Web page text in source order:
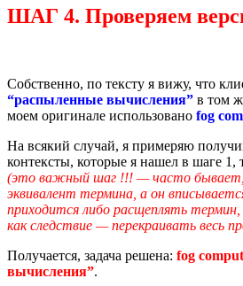
ШАГ 4. Проверяем
Собственно, по тексту я вижу, что
“распыленные вычисления” в том
моем оригинале использовано fog
На всякий случай, я примеряю
контексты, которые я нашел в шаге 1,
(это важный шаг !!! — часто бывает,
эквивалент термина, а он
приходится либо расщеплять
как следствие — перекраивать весь
Получается, задача решена: fog
вычисления”.